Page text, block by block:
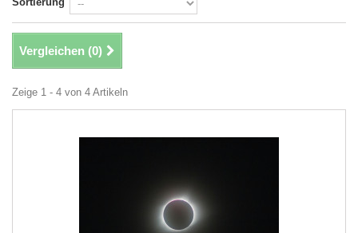
Vergleichen (0)
Zeige 1 - 4 von 4 Artikeln